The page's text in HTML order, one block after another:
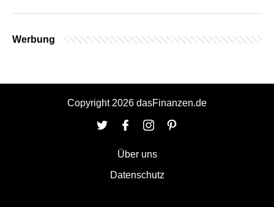
Werbung
Copyright 2026 dasFinanzen.de
Über uns
Datenschutz